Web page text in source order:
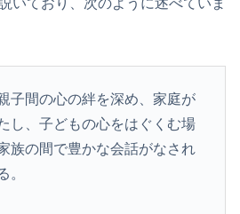
子間の心の絆を深め、家庭が
し、子どもの心をはぐくむ場
族の間で豊かな会話がなされ
。